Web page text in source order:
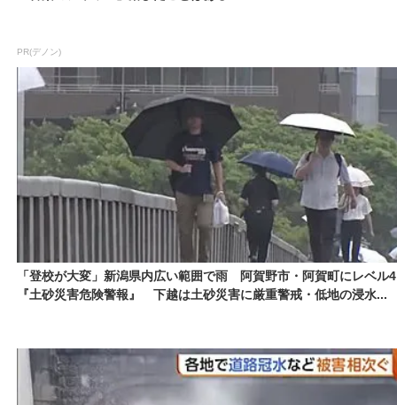
PR(デノン)
「登校が大変」新潟県内広い範囲で雨 阿賀野市・阿賀町にレベル4
『土砂災害危険警報』 下越は土砂災害に厳重警戒・低地の浸水...